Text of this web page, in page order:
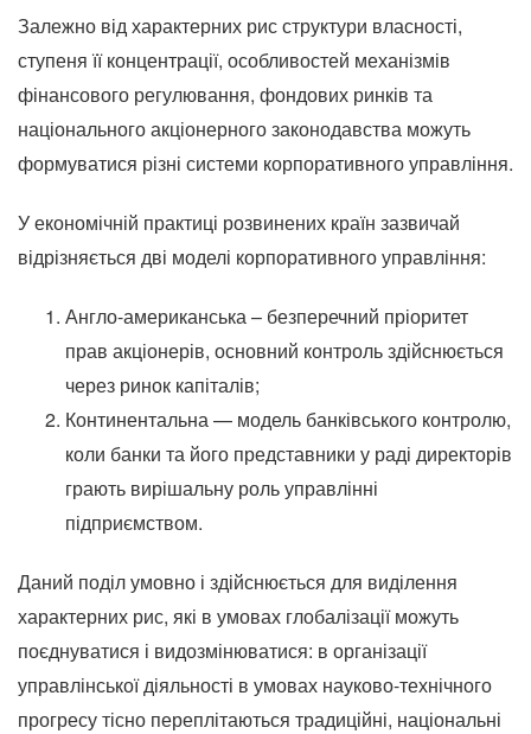
Залежно від характерних рис структури власності,
ступеня її концентрації, особливостей механізмів
фінансового регулювання, фондових ринків та
національного акціонерного законодавства можуть
формуватися різні системи корпоративного управління.
У економічній практиці розвинених країн зазвичай
відрізняється дві моделі корпоративного управління:
Англо-американська – безперечний пріоритет
прав акціонерів, основний контроль здійснюється
через ринок капіталів;
Континентальна — модель банківського контролю,
коли банки та його представники у раді директорів
грають вирішальну роль управлінні
підприємством.
Даний поділ умовно і здійснюється для виділення
характерних рис, які в умовах глобалізації можуть
поєднуватися і видозмінюватися: в організації
управлінської діяльності в умовах науково-технічного
прогресу тісно переплітаються традиційні, національні